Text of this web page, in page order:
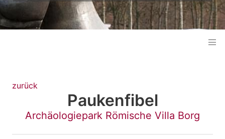
zurück
Paukenfibel
Archäologiepark Römische Villa Borg